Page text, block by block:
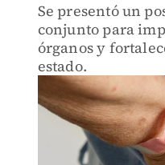
Se presentó un
conjunto para
órganos y
estado.